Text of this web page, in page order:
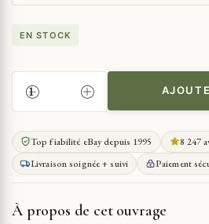
EN STOCK
QUANTITÉ
DE
LE
JARDIN
DES
RACINES
1694
Top fiabilité eBay depuis 1995
8 247
Livraison soignée + suivi
Paiement
À propos de cet ouvrage